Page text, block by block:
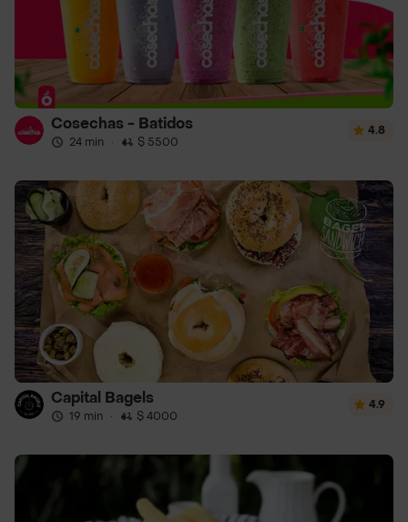
Cosechas - Batidos
24 min · $ 5500
4.8
Capital Bagels
19 min · $ 4000
4.9